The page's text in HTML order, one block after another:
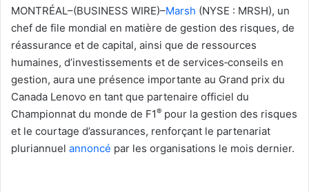
courriel
MONTRÉAL–(BUSINESS WIRE)–Marsh (NYSE : MRSH), un
chef de file mondial en matière de gestion des risques, de
réassurance et de capital, ainsi que de ressources
humaines, d’investissements et de services‑conseils en
gestion, aura une présence importante au Grand prix du
Canada Lenovo en tant que partenaire officiel du
Championnat du monde de F1® pour la gestion des risques
et le courtage d’assurances, renforçant le partenariat
pluriannuel annoncé par les organisations le mois dernier.